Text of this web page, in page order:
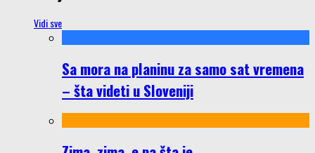
Vidi sve
Sa mora na planinu za samo sat vremena
– šta videti u Sloveniji